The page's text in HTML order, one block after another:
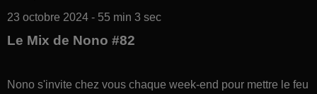
23 octobre 2024 - 55 min 3 sec
Le Mix de Nono #82
Nono s'invite chez vous chaque week-end pour mettre le feu